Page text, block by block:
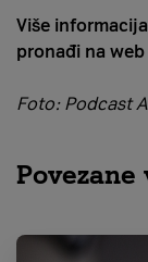
Više
pronađi na
Foto: Podcast